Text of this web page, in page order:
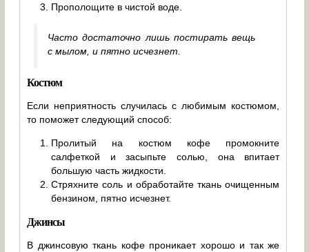
Прополощите в чистой воде.
Часто достаточно лишь постирать вещь
с мылом, и пятно исчезнет.
Костюм
Если неприятность случилась с любимым костюмом,
то поможет следующий способ:
Пролитый на костюм кофе промокните
салфеткой и засыпьте солью, она впитает
большую часть жидкости.
Стряхните соль и обработайте ткань очищенным
бензином, пятно исчезнет.
Джинсы
В джинсовую ткань кофе проникает хорошо и так же